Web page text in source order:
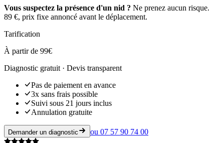
Vous suspectez la présence d'un nid ? Ne prenez aucun
89 €, prix fixe annoncé avant le déplacement.
Tarification
À partir de 99€
Diagnostic gratuit · Devis transparent
Pas de paiement en avance
3x sans frais possible
Suivi sous 21 jours inclus
Annulation gratuite
Demander un diagnostic ou 07 57 90 74 00